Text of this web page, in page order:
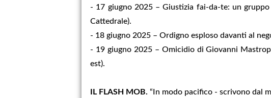
- 17 giugno 2025 – Giustizia fai‑da‑te: un
Cattedrale).
- 18 giugno 2025 – Ordigno esploso davanti al
- 19 giugno 2025 – Omicidio di Giovanni
est).
IL FLASH MOB. “In modo pacifico - scrivono dal